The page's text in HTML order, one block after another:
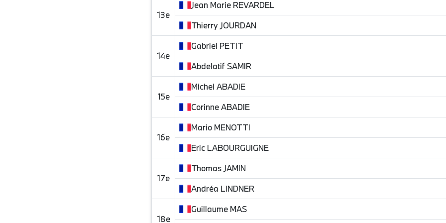
13e
Jean Marie REVARDEL
Thierry JOURDAN
14e
Gabriel PETIT
Abdelatif SAMIR
15e
Michel ABADIE
CorinneABADIE
16e
Mario MENOTTI
Eric LABOURGUIGNE
17e
Thomas JAMIN
Andréa LINDNER
18e
Guillaume MAS